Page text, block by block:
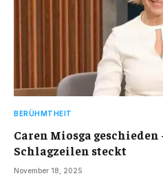
BERÜHMTHEIT
Caren Miosga
Schlagzeilen steckt
November 18, 2025